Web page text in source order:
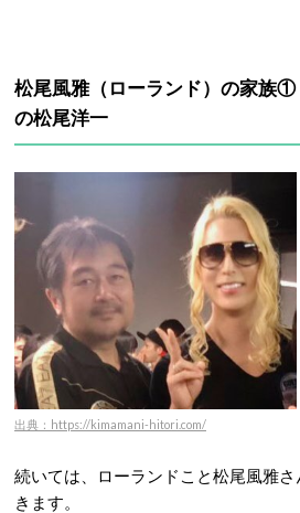
松尾風雅（ローランド）の家族
の松尾洋一
出典：https://kimamani-hitori.com/
続いては、ローランドこと松尾風雅
きます。